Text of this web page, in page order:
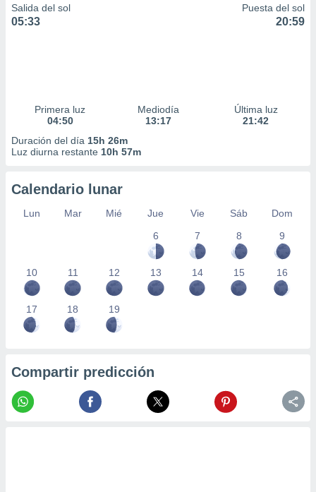
Salida del sol
05:33
Puesta del sol
20:59
Primera luz
04:50
Mediodía
13:17
Última luz
21:42
Duración del día 15h 26m
Luz diurna restante 10h 57m
Calendario lunar
Lun Mar Mié Jue Vie Sáb
Dom
6
7 8 9
10 11 12 13 14 15 16
17 18 19
Compartir predicción